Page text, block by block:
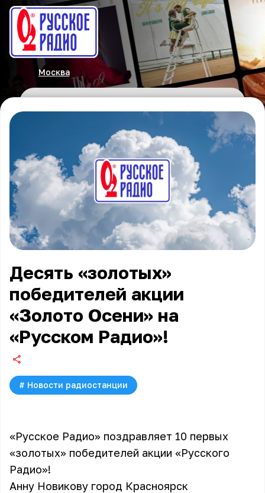
Москва
Десять «золотых»
победителей акции
«Золото Осени» на
«Русском Радио»!
# Новости радиостанции
«Русское Радио» поздравляет 10 первых
«золотых» победителей акции «Русского
Радио»!
Анну Новикову город Красноярск